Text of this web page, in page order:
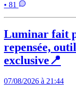
• 81
Luminar fait
repensée,
exclusive📍
07/08/2026 à 21:44